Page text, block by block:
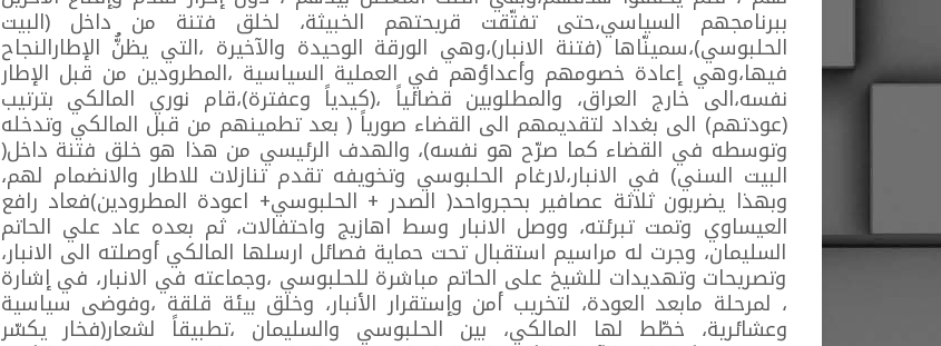
ببرنامجهم السياسي،حتى تفتّقت قريحتهم الخبيثة، لخلق فتنة من داخل (البيت
الحلبوسي)،سمينّاها (فتنة الانبار)،وهي الورقة الوحيدة والآخيرة ،التي يظنُّ الإطارالنجاح
فيها،وهي إعادة خصومهم وأعداؤهم في العملية السياسية ،المطرودين من قبل الإطار
نفسه،الى خارج العراق، والمطلوبين قضائياً ،(كيدياً وعفترة)،قام نوري المالكي بترتيب
(عودتهم) الى بغداد لتقديمهم الى القضاء صورياً ( بعد تطمينهم من قبل المالكي وتدخله
وتوسطه في القضاء كما صرّح هو نفسه)، والهدف الرئيسي من هذا هو خلق فتنة داخل(
البيت السني) في الانبار،لارغام الحلبوسي وتخويفه تقدم تنازلات للاطار والانضمام لهم،
وبهذا يضربون ثلاثة عصافير بحجرواحد( الصدر + الحلبوسي+ اعودة المطرودين)فعاد رافع
العيساوي وتمت تبرئته، ووصل الانبار وسط اهازيج واحتفالات، ثم بعده عاد علي الحاتم
السليمان، وجرت له مراسيم استقبال تحت حماية فصائل ارسلها المالكي أوصلته الى الانبار،
وتصريحات وتهديدات للشيخ على الحاتم مباشرة للحلبوسي ،وجماعته في الانبار، في إشارة
، لمرحلة مابعد العودة، لتخريب أمن وإستقرار الأنبار، وخلق بيئة قلقة ،وفوضى سياسية
وعشائرية، خطّط لها المالكي، بين الحلبوسي والسليمان ،تطبيقاً لشعار(فخار يكسّر